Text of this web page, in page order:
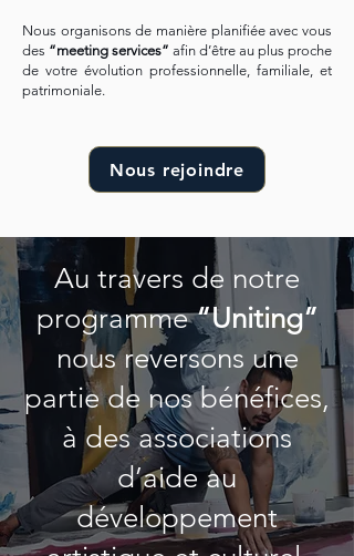
Nous organisons de manière planifiée avec vous
des “meeting services” afin d’être au plus proche
de votre évolution professionnelle, familiale, et
patrimoniale.
Nous rejoindre
Au travers de notre
programme“Uniting”
nous reversons une
partie de nos bénéfices,
à des associations
d’aide au
développement